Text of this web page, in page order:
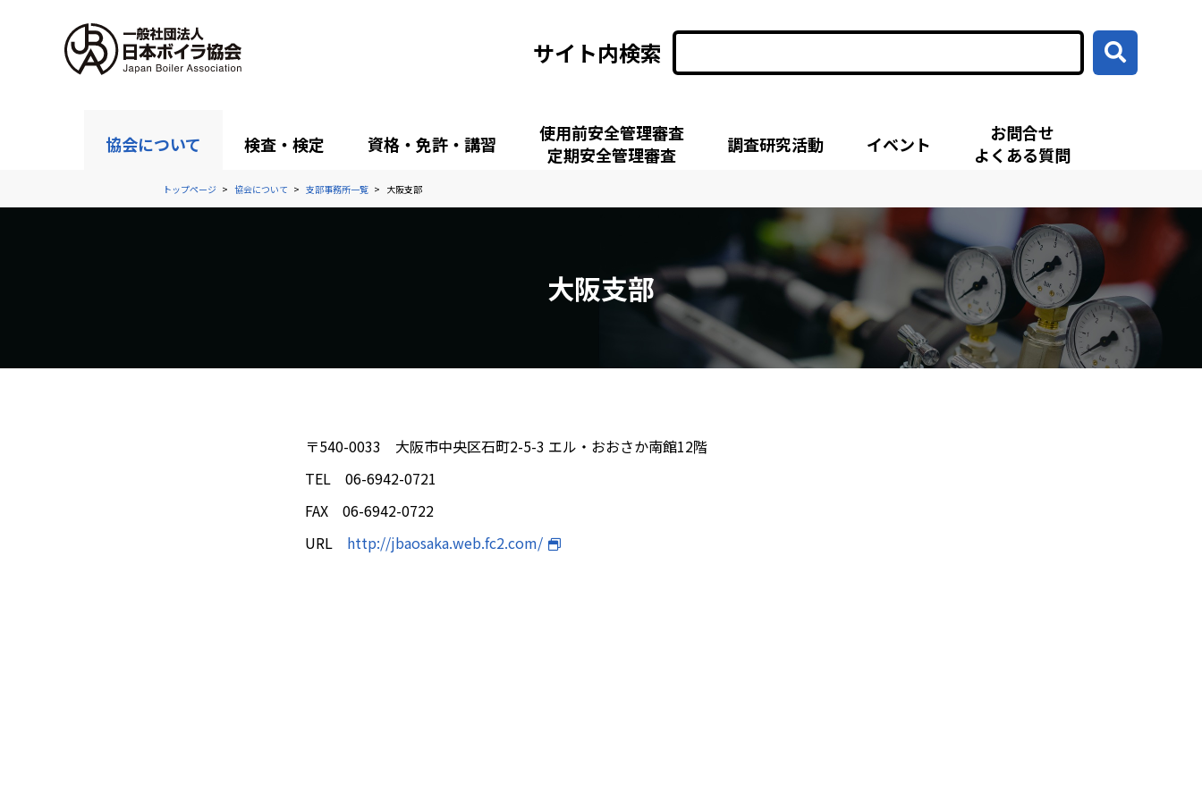
サイト内検索
協会について 検査・検定 資格・免許・講習
使用前安全管理審査
定期安全管理審査
調査研究活動 イベント
お問合せ
よくある質問
トップページ 協会について 支部事務所一覧 大阪支部
大阪支部
〒540-0033 大阪市中央区石町2-5-3 エル・おおさか南館12階
TEL 06-6942-0721
FAX 06-6942-0722
URL http://jbaosaka.web.fc2.com/